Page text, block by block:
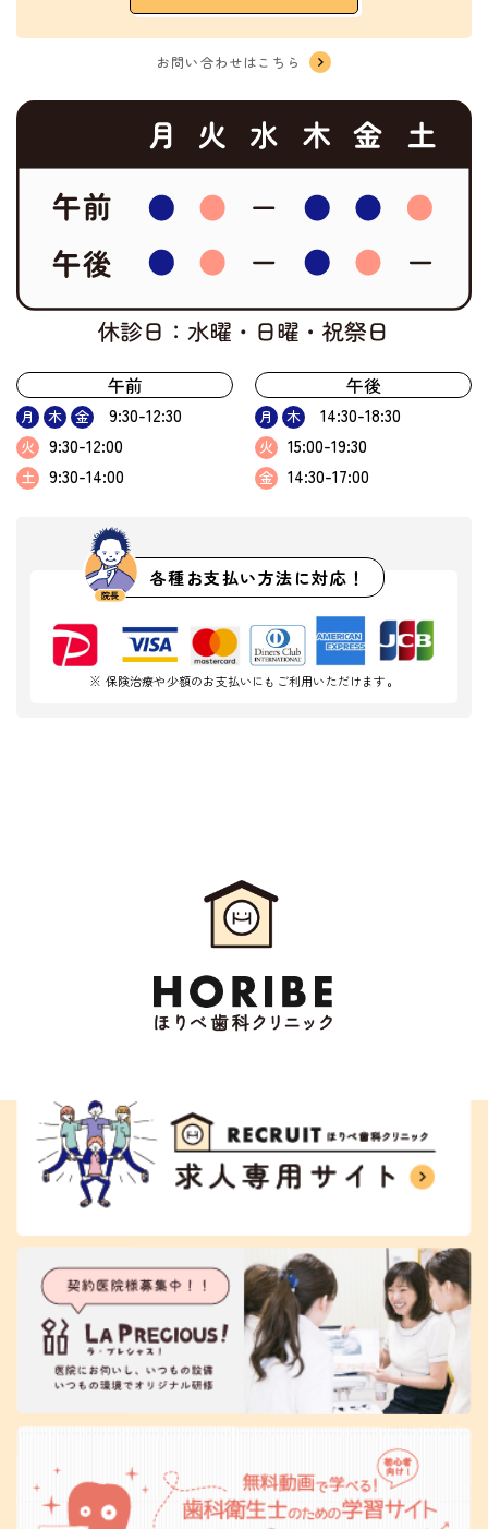
お問い合わせはこちら
午前
月 木 金 9:30-12:30
火 9:30-12:00
土 9:30-14:00
午後
月 木 14:30-18:30
火 15:00-19:30
金 14:30-17:00
各種お支払い方法に対応！
※ 保険治療や少額のお支払いにもご利用いただけます。